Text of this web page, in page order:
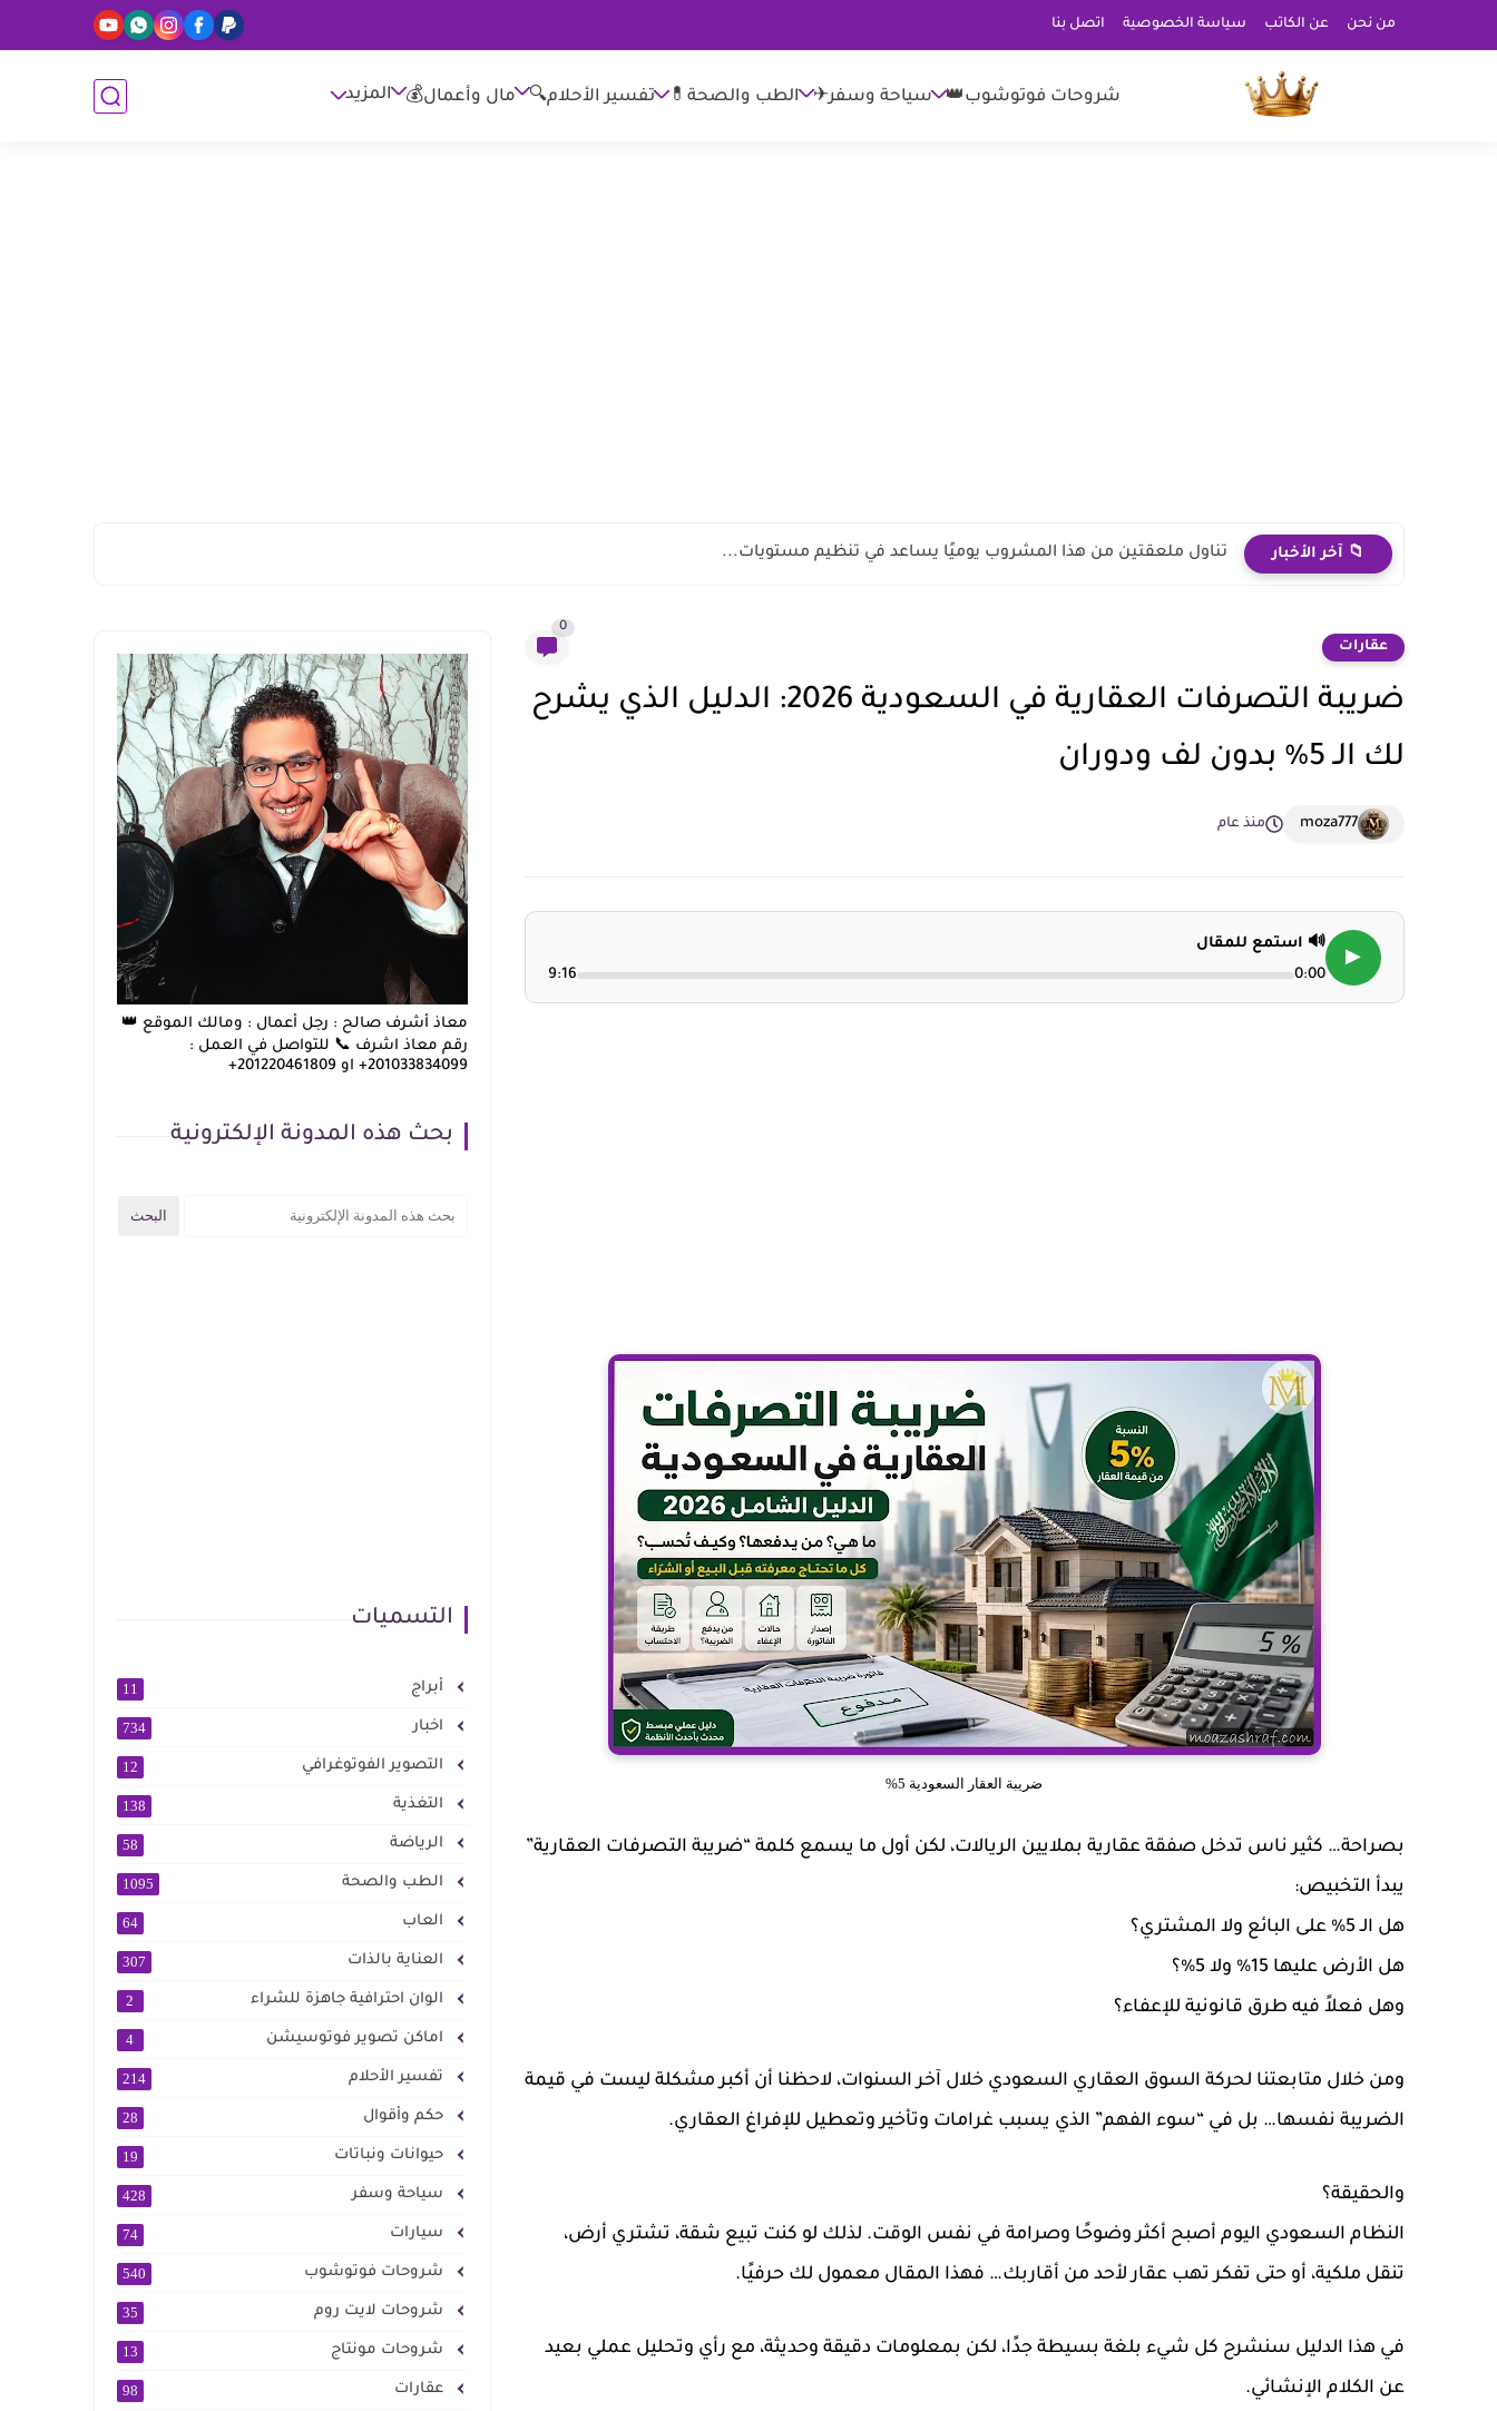
من نحن عن الكاتب سياسة الخصوصية اتصل بنا
شروحات فوتوشوب👑 سياحة وسفر✈ الطب والصحة💊 تفسير الأحلام🔍 مال وأعمال💰 المزيد
📁 آخر الأخبار تناول ملعقتين من هذا المشروب يوميًا يساعد في تنظيم مستويات...
عقارات
0
ضريبة التصرفات العقارية في السعودية 2026: الدليل الذي يشرح
لك الـ 5% بدون لف ودوران
moza777 منذ عام
▶
🔊 استمع للمقال
0:00
9:16
ضريبة العقار السعودية 5%
بصراحة… كثير ناس تدخل صفقة عقارية بملايين الريالات، لكن أول ما يسمع كلمة “ضريبة التصرفات العقارية”
يبدأ التخبيص:
هل الـ 5% على البائع ولا المشتري؟
هل الأرض عليها 15% ولا 5%؟
وهل فعلاً فيه طرق قانونية للإعفاء؟
ومن خلال متابعتنا لحركة السوق العقاري السعودي خلال آخر السنوات، لاحظنا أن أكبر مشكلة ليست في قيمة
الضريبة نفسها… بل في “سوء الفهم” الذي يسبب غرامات وتأخير وتعطيل للإفراغ العقاري.
والحقيقة؟
النظام السعودي اليوم أصبح أكثر وضوحًا وصرامة في نفس الوقت. لذلك لو كنت تبيع شقة، تشتري أرض،
تنقل ملكية، أو حتى تفكر تهب عقار لأحد من أقاربك… فهذا المقال معمول لك حرفيًا.
في هذا الدليل سنشرح كل شيء بلغة بسيطة جدًا، لكن بمعلومات دقيقة وحديثة، مع رأي وتحليل عملي بعيد
عن الكلام الإنشائي.
معاذ أشرف صالح : رجل أعمال : ومالك الموقع 👑
رقم معاذ اشرف 📞 للتواصل في العمل :
201033834099+ او 201220461809+
بحث هذه المدونة الإلكترونية
التسميات
أبراج 11
اخبار 734
التصوير الفوتوغرافي 12
التغذية 138
الرياضة 58
الطب والصحة 1095
العاب 64
العناية بالذات 307
الوان احترافية جاهزة للشراء 2
اماكن تصوير فوتوسيشن 4
تفسير الأحلام 214
حكم وأقوال 28
حيوانات ونباتات 19
سياحة وسفر 428
سيارات 74
شروحات فوتوشوب 540
شروحات لايت روم 35
شروحات مونتاج 13
عقارات 98